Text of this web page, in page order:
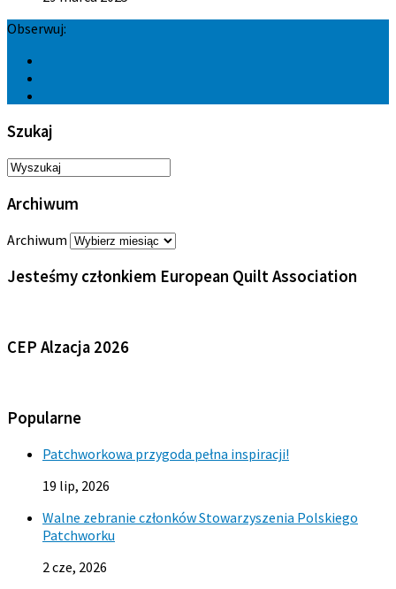
Obserwuj:
Szukaj
Archiwum
Archiwum
Jesteśmy członkiem European Quilt Association
CEP Alzacja 2026
Popularne
Patchworkowa przygoda pełna inspiracji!
19 lip, 2026
Walne zebranie członków Stowarzyszenia Polskiego
Patchworku
2 cze, 2026